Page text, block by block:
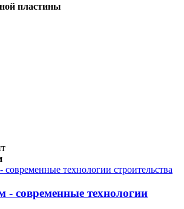
пластины
- современные технологии